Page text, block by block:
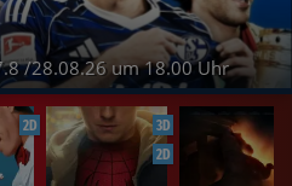
/28.08.26 um 18.00 Uhr
2D
3D
2D